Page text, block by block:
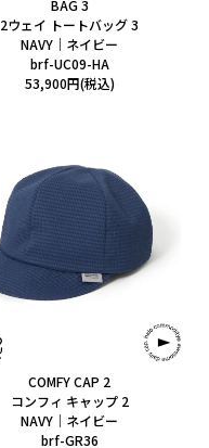
BAG 3
2ウェイ トートバッグ 3
NAVY｜ネイビー
brf-UC09-HA
53,900円(税込)
COMFY CAP 2
コンフィ キャップ 2
NAVY｜ネイビー
brf-GR36